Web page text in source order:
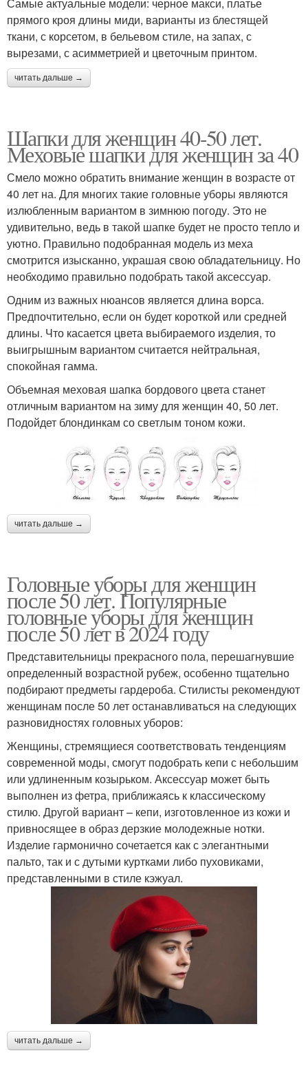
прямого кроя длины миди, варианты из блестящей
ткани, с корсетом, в бельевом стиле, на запах, с
вырезами, с асимметрией и цветочным принтом.
читать дальше →
Шапки для женщин 40-50 лет.
Меховые шапки для женщин за 40
Смело можно обратить внимание женщин в возрасте от
40 лет на. Для многих такие головные уборы являются
излюбленным вариантом в зимнюю погоду. Это не
удивительно, ведь в такой шапке будет не просто тепло и
уютно. Правильно подобранная модель из меха
смотрится изысканно, украшая свою обладательницу. Но
необходимо правильно подобрать такой аксессуар.
Одним из важных нюансов является длина ворса.
Предпочтительно, если он будет короткой или средней
длины. Что касается цвета выбираемого изделия, то
выигрышным вариантом считается нейтральная,
спокойная гамма.
Объемная меховая шапка бордового цвета станет
отличным вариантом на зиму для женщин 40, 50 лет.
Подойдет блондинкам со светлым тоном кожи.
читать дальше →
Головные уборы для женщин
после 50 лет. Популярные
головные уборы для женщин
после 50 лет в 2024 году
Представительницы прекрасного пола, перешагнувшие
определенный возрастной рубеж, особенно тщательно
подбирают предметы гардероба. Стилисты рекомендуют
женщинам после 50 лет останавливаться на следующих
разновидностях головных уборов:
Женщины, стремящиеся соответствовать тенденциям
современной моды, смогут подобрать кепи с небольшим
или удлиненным козырьком. Аксессуар может быть
выполнен из фетра, приближаясь к классическому
стилю. Другой вариант – кепи, изготовленное из кожи и
привносящее в образ дерзкие молодежные нотки.
Изделие гармонично сочетается как с элегантными
пальто, так и с дутыми куртками либо пуховиками,
представленными в стиле кэжуал.
читать дальше →